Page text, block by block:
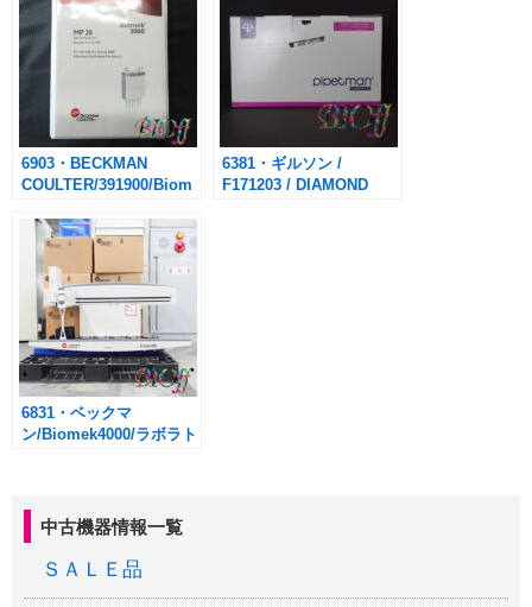
中古機器情報一覧
ＳＡＬＥ品
6903・BECKMAN
COULTER/391900/Biom
EightTipPipetteTool（分
注器用ヘッド）
6381・ギルソン /
F171203 / DIAMOND
6831・ベックマ
ン/Biomek4000/ラボラト